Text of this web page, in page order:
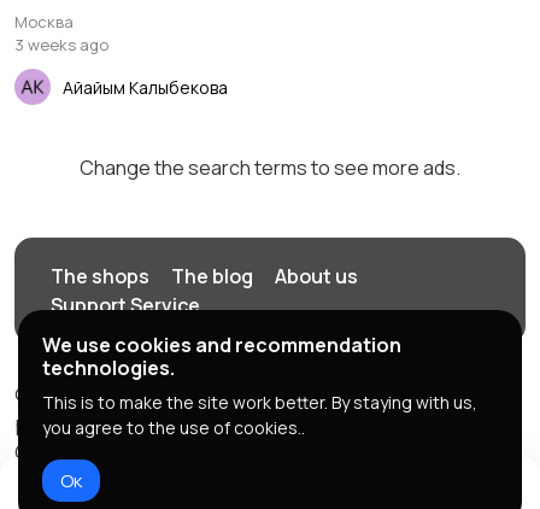
Москва
3 weeks ago
Айайым Калыбекова
Change the search terms to see more ads.
The shops The blog
About us
Support Service
© 2026 yntymak.ru сайт объявлений жумуш квартира
работа подработка
ООО "SekasGroup", ОГРН: 111222333444
Service Rules
We use cookies and recommendation
technologies.
This is to make the site work better. By staying with us,
you agree to the use of cookies..
Ок